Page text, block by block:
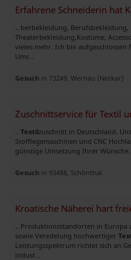
Erfahrene Schneiderin hat
.. berbekleidung, Berufsbekleidung,
Theaterbekleidung,Kostüme,
vieles mehr. Ich bin
Ums ..
Gesuch in 73249, Wernau (Neckar)
.. Textilzuschnitt in Deutschland.
Stofflegemaschinen und CNC
günstige Umsetzung Ihrer
Gesuch in 93488, Schönthal
.. Produktionsstandorten in Europa
sowie Veredelung hochwertiger
Leistungsspektrum richtet sich an
indust ..